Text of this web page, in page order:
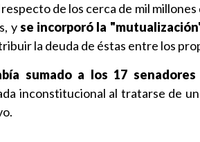
de los cerca de mil
yse incorporó la
la deuda de éstas entre los
sumado a los 17 senadores
inconstitucional al tratarse de